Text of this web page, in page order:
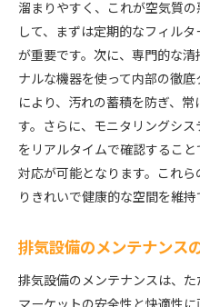
溜まりやすく、これが空気質
して、まずは定期的なフィル
が重要です。次に、専門的な
ナルな機器を使って内部の徹
により、汚れの蓄積を防ぎ、
す。さらに、モニタリングシ
をリアルタイムで確認するこ
対応が可能となります。これ
りきれいで健康的な空間を維持
排気設備のメンテナンス
排気設備のメンテナンスは、